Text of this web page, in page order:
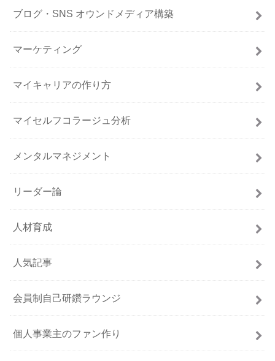
ブログ・SNS オウンドメディア構築
マーケティング
マイキャリアの作り方
マイセルフコラージュ分析
メンタルマネジメント
リーダー論
人材育成
人気記事
会員制自己研鑽ラウンジ
個人事業主のファン作り